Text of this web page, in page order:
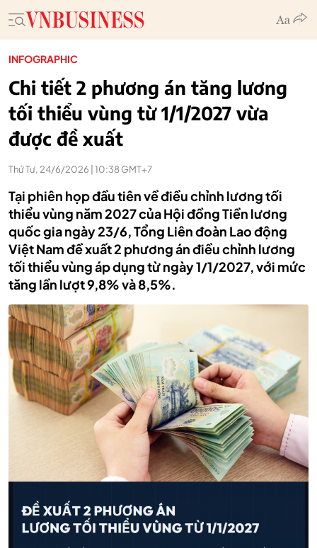
INFOGRAPHIC
Chi tiết 2 phương án tăng lương
tối thiểu vùng từ 1/1/2027 vừa
được đề xuất
Thứ Tư, 24/6/2026 | 10:38 GMT+7
Tại phiên họp đầu tiên về điều chỉnh lương tối
thiểu vùng năm 2027 của Hội đồng Tiền lương
quốc gia ngày 23/6, Tổng Liên đoàn Lao động
Việt Nam đề xuất 2 phương án điều chỉnh lương
tối thiểu vùng áp dụng từ ngày 1/1/2027, với mức
tăng lần lượt 9,8% và 8,5%.